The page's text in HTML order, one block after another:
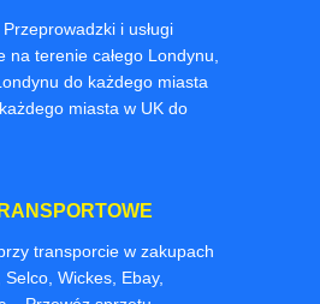
i usługi
na terenie całego Londynu,
do każdego miasta
miasta w UK do
transporcie w zakupach
Wickes, Ebay,